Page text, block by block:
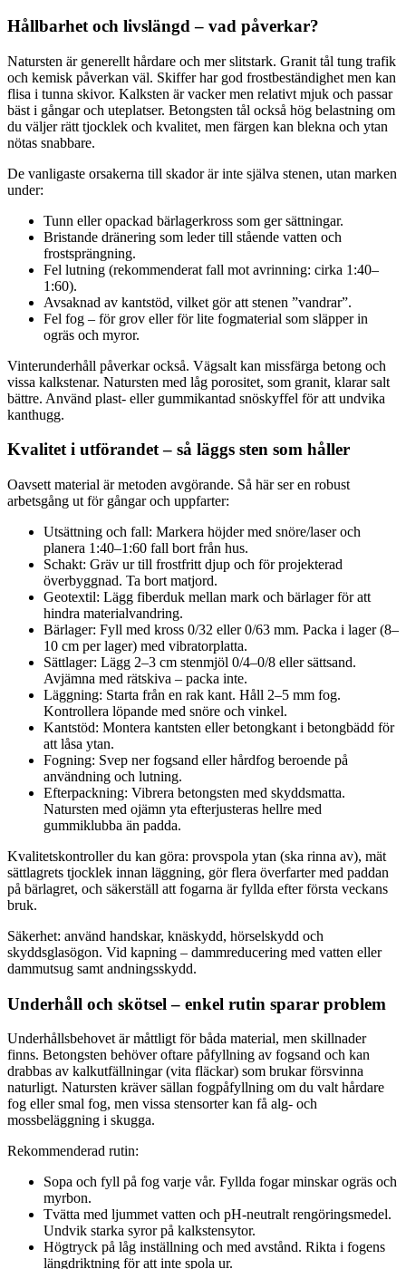
Hållbarhet och livslängd – vad påverkar?
Natursten är generellt hårdare och mer slitstark. Granit tål tung trafik
och kemisk påverkan väl. Skiffer har god frostbeständighet men kan
flisa i tunna skivor. Kalksten är vacker men relativt mjuk och passar
bäst i gångar och uteplatser. Betongsten tål också hög belastning om
du väljer rätt tjocklek och kvalitet, men färgen kan blekna och ytan
nötas snabbare.
De vanligaste orsakerna till skador är inte själva stenen, utan marken
under:
Tunn eller opackad bärlagerkross som ger sättningar.
Bristande dränering som leder till stående vatten och
frostsprängning.
Fel lutning (rekommenderat fall mot avrinning: cirka 1:40–
1:60).
Avsaknad av kantstöd, vilket gör att stenen ”vandrar”.
Fel fog – för grov eller för lite fogmaterial som släpper in
ogräs och myror.
Vinterunderhåll påverkar också. Vägsalt kan missfärga betong och
vissa kalkstenar. Natursten med låg porositet, som granit, klarar salt
bättre. Använd plast- eller gummikantad snöskyffel för att undvika
kanthugg.
Kvalitet i utförandet – så läggs sten som håller
Oavsett material är metoden avgörande. Så här ser en robust
arbetsgång ut för gångar och uppfarter:
Utsättning och fall: Markera höjder med snöre/laser och
planera 1:40–1:60 fall bort från hus.
Schakt: Gräv ur till frostfritt djup och för projekterad
överbyggnad. Ta bort matjord.
Geotextil: Lägg fiberduk mellan mark och bärlager för att
hindra materialvandring.
Bärlager: Fyll med kross 0/32 eller 0/63 mm. Packa i lager (8–
10 cm per lager) med vibratorplatta.
Sättlager: Lägg 2–3 cm stenmjöl 0/4–0/8 eller sättsand.
Avjämna med rätskiva – packa inte.
Läggning: Starta från en rak kant. Håll 2–5 mm fog.
Kontrollera löpande med snöre och vinkel.
Kantstöd: Montera kantsten eller betongkant i betongbädd för
att låsa ytan.
Fogning: Svep ner fogsand eller hårdfog beroende på
användning och lutning.
Efterpackning: Vibrera betongsten med skyddsmatta.
Natursten med ojämn yta efterjusteras hellre med
gummiklubba än padda.
Kvalitetskontroller du kan göra: provspola ytan (ska rinna av), mät
sättlagrets tjocklek innan läggning, gör flera överfarter med paddan
på bärlagret, och säkerställ att fogarna är fyllda efter första veckans
bruk.
Säkerhet: använd handskar, knäskydd, hörselskydd och
skyddsglasögon. Vid kapning – dammreducering med vatten eller
dammutsug samt andningsskydd.
Underhåll och skötsel – enkel rutin sparar problem
Underhållsbehovet är måttligt för båda material, men skillnader
finns. Betongsten behöver oftare påfyllning av fogsand och kan
drabbas av kalkutfällningar (vita fläckar) som brukar försvinna
naturligt. Natursten kräver sällan fogpåfyllning om du valt hårdare
fog eller smal fog, men vissa stensorter kan få alg- och
mossbeläggning i skugga.
Rekommenderad rutin:
Sopa och fyll på fog varje vår. Fyllda fogar minskar ogräs och
myrbon.
Tvätta med ljummet vatten och pH-neutralt rengöringsmedel.
Undvik starka syror på kalkstensytor.
Högtryck på låg inställning och med avstånd. Rikta i fogens
längdriktning för att inte spola ur.